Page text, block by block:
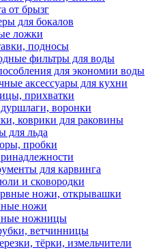
от брызг
для бокалов
ложки
подносы
фильтры для воды
для экономии воды
аксессуары для кухни
прихватки
воронки
коврики для раковины
для льда
пробки
для карвинга
и сковородки
ножи, открывашки
ножи
ножницы
ветчинницы
тёрки, измельчители